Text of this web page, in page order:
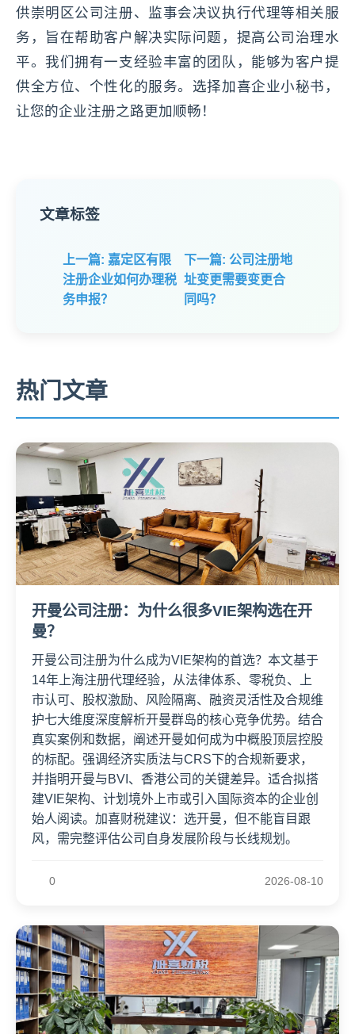
供崇明区公司注册、监事会决议执行代理等相关服
务，旨在帮助客户解决实际问题，提高公司治理水
平。我们拥有一支经验丰富的团队，能够为客户提
供全方位、个性化的服务。选择加喜企业小秘书，
让您的企业注册之路更加顺畅！
文章标签
上一篇: 嘉定区有限
注册企业如何办理税
务申报？
下一篇: 公司注册地
址变更需要变更合
同吗？
热门文章
开曼公司注册：为什么很多VIE架构选在开
曼？
开曼公司注册为什么成为VIE架构的首选？本文基于
14年上海注册代理经验，从法律体系、零税负、上
市认可、股权激励、风险隔离、融资灵活性及合规维
护七大维度深度解析开曼群岛的核心竞争优势。结合
真实案例和数据，阐述开曼如何成为中概股顶层控股
的标配。强调经济实质法与CRS下的合规新要求，
并指明开曼与BVI、香港公司的关键差异。适合拟搭
建VIE架构、计划境外上市或引入国际资本的企业创
始人阅读。加喜财税建议：选开曼，但不能盲目跟
风，需完整评估公司自身发展阶段与长线规划。
0 2026-08-10